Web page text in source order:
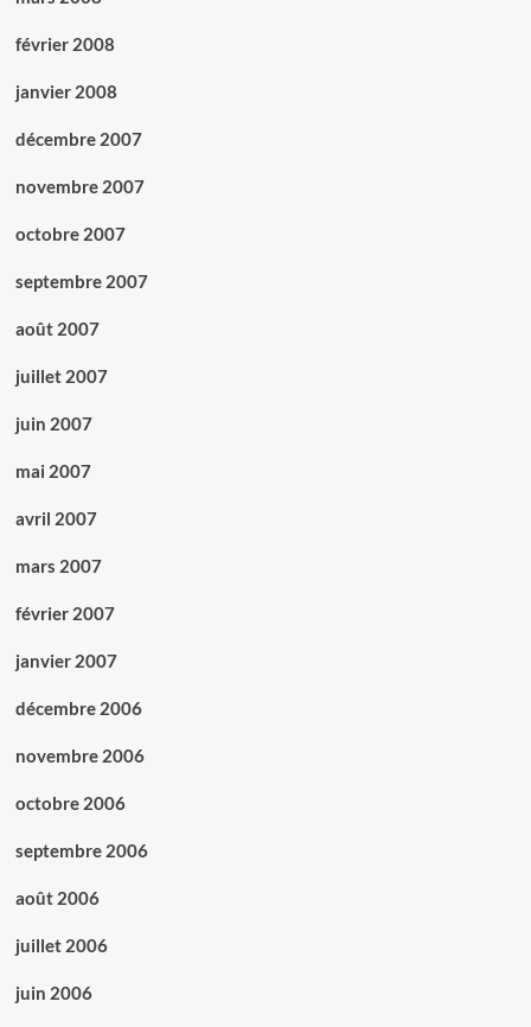
février 2008
janvier 2008
décembre 2007
novembre 2007
octobre 2007
septembre 2007
août 2007
juillet 2007
juin 2007
mai 2007
avril 2007
mars 2007
février 2007
janvier 2007
décembre 2006
novembre 2006
octobre 2006
septembre 2006
août 2006
juillet 2006
juin 2006